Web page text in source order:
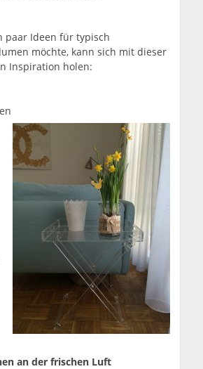
paar Ideen für typisch
möchte, kann sich mit dieser
Inspiration holen:
an der frischen Luft